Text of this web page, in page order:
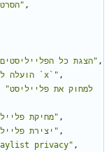
"הסרטונים החמים" ,
"הצגת כל הפלייליסטים" ,
"הועלה לפני `x`" ,
"למחוק את פלייליסט
"מחיקת פלייליסט" ,
"יצירת פלייליסט" ,
privacy" ,